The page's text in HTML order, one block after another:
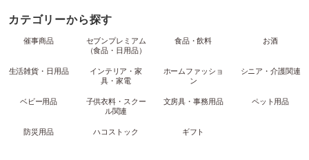
カテゴリーから探す
催事商品
セブンプレミアム
（食品・日用品）
食品・飲料 お酒
生活雑貨・日用品
インテリア・家
具・家電
ホームファッショ
ン
シニア・介護関連
ベビー用品
子供衣料・スクー
ル関連
文房具・事務用品 ペット用品
防災用品 ハコストック ギフト